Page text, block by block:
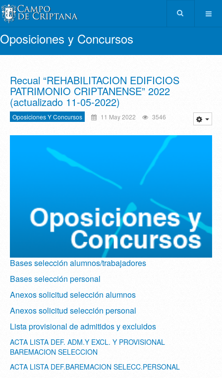
Oposiciones y Concursos
Recual “REHABILITACION EDIFICIOS
PATRIMONIO CRIPTANENSE” 2022
(actualizado 11-05-2022)
Oposiciones Y Concursos 11 May 2022 3546
Bases selección alumnos/trabajadores
Bases selección personal
Anexos solicitud selección alumnos
Anexos solicitud selección personal
Lista provisional de admitidos y excluidos
ACTA LISTA DEF. ADM.Y EXCL. Y PROVISIONAL
BAREMACION SELECCION
ACTA LISTA DEF.BAREMACION SELECC.PERSONAL